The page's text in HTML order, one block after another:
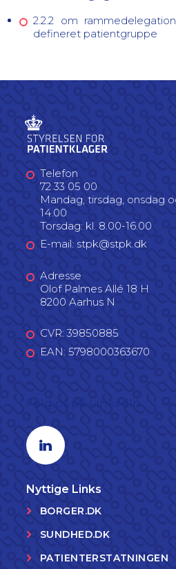
2.2.2 om
defineret patientgruppe
Telefon
72 33 05 00
Mandag, tirsdag, onsdag
14.00
Torsdag: kl. 8.00-16.00
E-mail: stpk@stpk.dk
Adresse
Olof Palmes Allé 18 H
8200 Aarhus N
CVR: 39850885
EAN: 5798000363670
Linkedin profil
Nyttige Links
BORGER.DK
SUNDHED.DK
PATIENTERSTATNINGEN